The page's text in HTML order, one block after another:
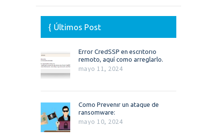
Últimos Post
Error CredSSP en escritorio
remoto, aquí como arreglarlo.
mayo 11, 2024
Como Prevenir un ataque de
ransomware:
mayo 10, 2024